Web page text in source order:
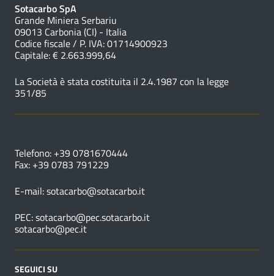
Sotacarbo SpA
Grande Miniera Serbariu
09013 Carbonia (CI) - Italia
Codice fiscale / P. IVA: 01714900923
Capitale: € 2.663.999,64
La Società è stata costituita il 2.4.1987 con la legge
351/85
Telefono: +39 0781670444
Fax: +39 0783 791229
E-mail:sotacarbo@sotacarbo.it
PEC:sotacarbo@pec.sotacarbo.it
sotacarbo@pec.it
SEGUICI SU